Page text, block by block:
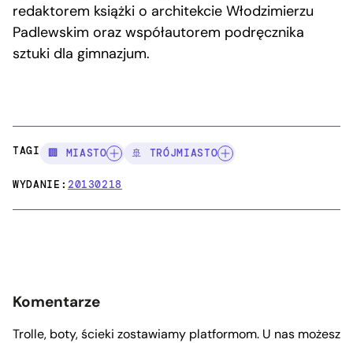
redaktorem książki o architekcie Włodzimierzu
Padlewskim oraz współautorem podręcznika
sztuki dla gimnazjum.
TAGI: 🏢 MIASTO 🚢 TRÓJMIASTO
WYDANIE:20130218
Komentarze
Trolle, boty, ścieki zostawiamy platformom. U nas możesz